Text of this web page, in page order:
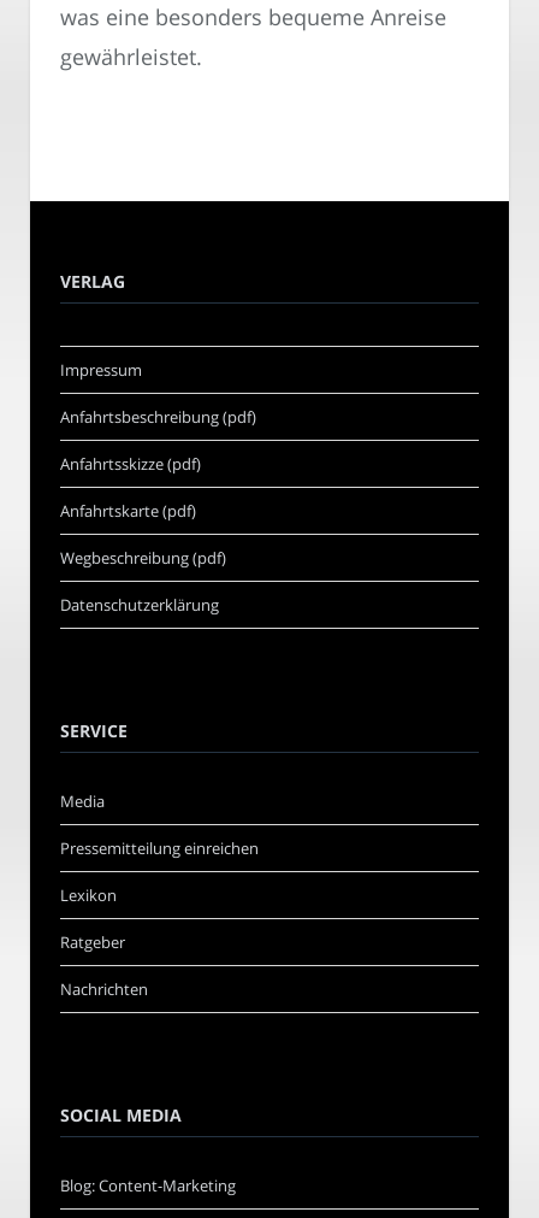
was eine besonders bequeme Anreise
gewährleistet.
VERLAG
Impressum
Anfahrtsbeschreibung (pdf)
Anfahrtsskizze (pdf)
Anfahrtskarte (pdf)
Wegbeschreibung (pdf)
Datenschutzerklärung
SERVICE
Media
Pressemitteilung einreichen
Lexikon
Ratgeber
Nachrichten
SOCIAL MEDIA
Blog: Content-Marketing